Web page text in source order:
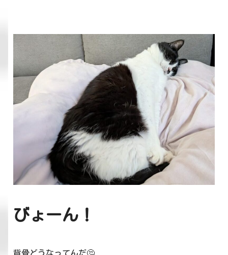
びょーん！
背骨どうなってんだ🤔